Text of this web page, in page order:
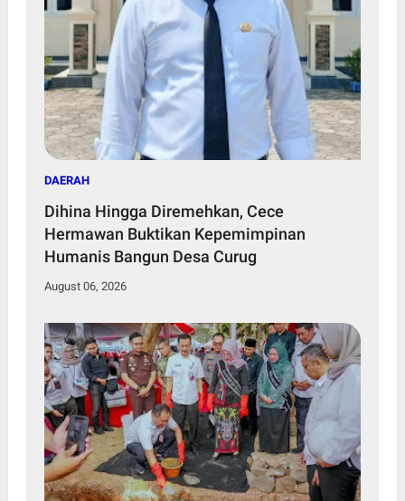
DAERAH
Dihina Hingga Diremehkan, Cece
Hermawan Buktikan Kepemimpinan
Humanis Bangun Desa Curug
August 06, 2026